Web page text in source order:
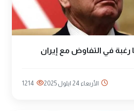
رغبة في التفاوض مع إيران
الأربعاء 24 ايلول 2025 1214